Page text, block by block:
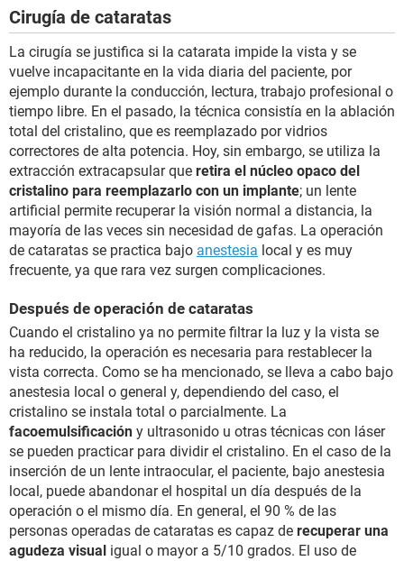
Cirugía de cataratas
La cirugía se justifica si la catarata impide la vista y se
vuelve incapacitante en la vida diaria del paciente, por
ejemplo durante la conducción, lectura, trabajo profesional o
tiempo libre. En el pasado, la técnica consistía en la ablación
total del cristalino, que es reemplazado por vidrios
correctores de alta potencia. Hoy, sin embargo, se utiliza la
extracción extracapsular que retira el núcleo opaco del
cristalino para reemplazarlo con un implante; un lente
artificial permite recuperar la visión normal a distancia, la
mayoría de las veces sin necesidad de gafas. La operación
de cataratas se practica bajo anestesia local y es muy
frecuente, ya que rara vez surgen complicaciones.
Después de operación de cataratas
Cuando el cristalino ya no permite filtrar la luz y la vista se
ha reducido, la operación es necesaria para restablecer la
vista correcta. Como se ha mencionado, se lleva a cabo bajo
anestesia local o general y, dependiendo del caso, el
cristalino se instala total o parcialmente. La
facoemulsificación y ultrasonido u otras técnicas con láser
se pueden practicar para dividir el cristalino. En el caso de la
inserción de un lente intraocular, el paciente, bajo anestesia
local, puede abandonar el hospital un día después de la
operación o el mismo día. En general, el 90 % de las
personas operadas de cataratas es capaz de recuperar una
agudeza visual igual o mayor a 5/10 grados. El uso de